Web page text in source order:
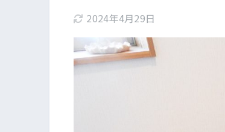
2024年4月29日